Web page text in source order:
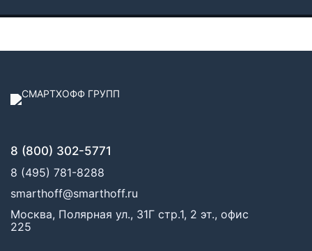
8 (800) 302-5771
8 (495) 781-8288
smarthoff@smarthoff.ru
Москва, Полярная ул., 31Г стр.1, 2 эт., офис
225